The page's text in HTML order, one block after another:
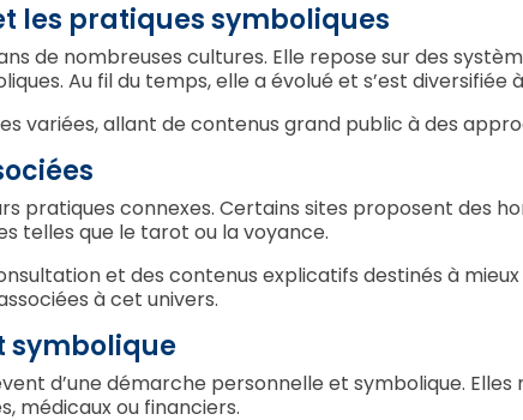
les pratiques symboliques
de nombreuses cultures. Elle repose sur des
Au fil du temps, elle a évolué et s’est
variées, allant de contenus grand public à des
pratiques connexes. Certains sites proposent des
telles que le tarot ou la voyance.
et des contenus explicatifs destinés à
à cet univers.
symbolique
d’une démarche personnelle et symbolique.
médicaux ou financiers.